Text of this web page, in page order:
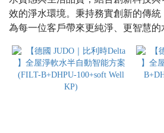
效的淨水環境。秉持務實創新的傳統
為每一位客戶帶來更純淨、更智慧的